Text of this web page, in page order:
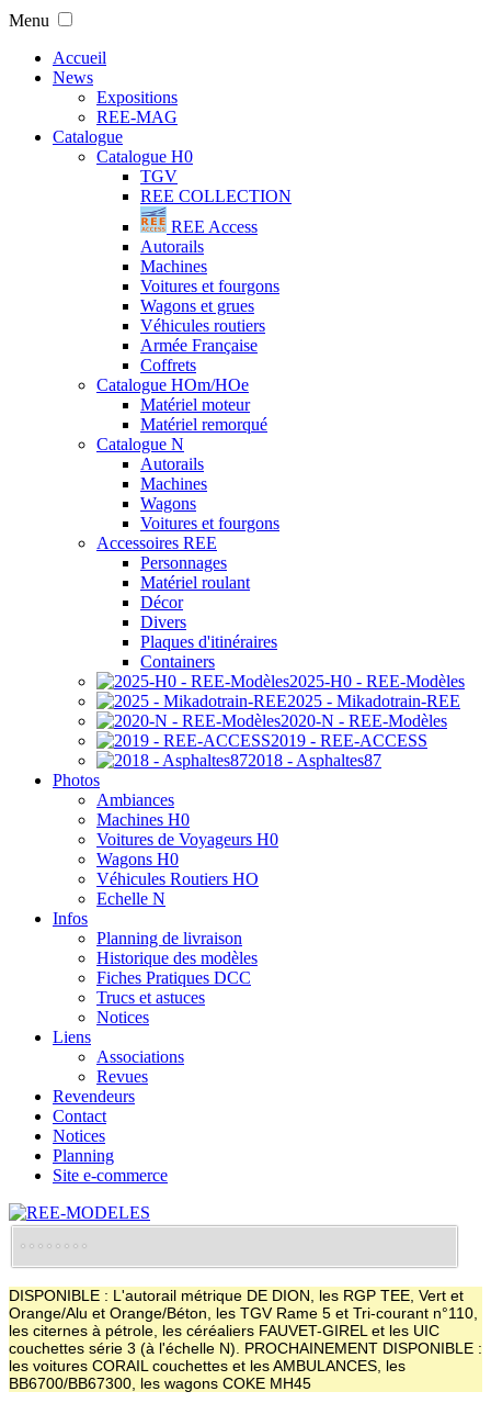
Menu
Accueil
News
Expositions
REE-MAG
Catalogue
Catalogue H0
TGV
REE COLLECTION
REE Access
Autorails
Machines
Voitures et fourgons
Wagons et grues
Véhicules routiers
Armée Française
Coffrets
Catalogue HOm/HOe
Matériel moteur
Matériel remorqué
Catalogue N
Autorails
Machines
Wagons
Voitures et fourgons
Accessoires REE
Personnages
Matériel roulant
Décor
Divers
Plaques d'itinéraires
Containers
2025-H0 - REE-Modèles
2025 - Mikadotrain-REE
2020-N - REE-Modèles
2019 - REE-ACCESS
2018 - Asphaltes87
Photos
Ambiances
Machines H0
Voitures de Voyageurs H0
Wagons H0
Véhicules Routiers HO
Echelle N
Infos
Planning de livraison
Historique des modèles
Fiches Pratiques DCC
Trucs et astuces
Notices
Liens
Associations
Revues
Revendeurs
Contact
Notices
Planning
Site e-commerce
DISPONIBLE : L'autorail métrique DE DION, les RGP TEE, Vert et
Orange/Alu et Orange/Béton, les TGV Rame 5 et Tri-courant n°110,
les citernes à pétrole, les céréaliers FAUVET-GIREL et les UIC
couchettes série 3 (à l'échelle N). PROCHAINEMENT DISPONIBLE :
les voitures CORAIL couchettes et les AMBULANCES, les
BB6700/BB67300, les wagons COKE MH45